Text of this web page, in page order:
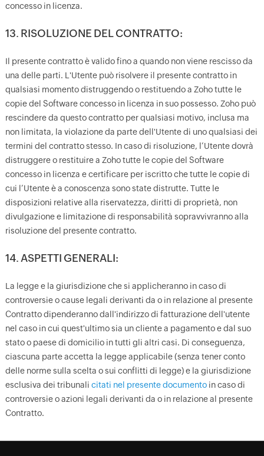
concesso in licenza.
13. RISOLUZIONE DEL CONTRATTO:
Il presente contratto è valido fino a quando non viene rescisso da
una delle parti. L'Utente può risolvere il presente contratto in
qualsiasi momento distruggendo o restituendo a Zoho tutte le
copie del Software concesso in licenza in suo possesso. Zoho può
rescindere da questo contratto per qualsiasi motivo, inclusa ma
non limitata, la violazione da parte dell'Utente di uno qualsiasi dei
termini del contratto stesso. In caso di risoluzione, l’Utente dovrà
distruggere o restituire a Zoho tutte le copie del Software
concesso in licenza e certificare per iscritto che tutte le copie di
cui l’Utente è a conoscenza sono state distrutte. Tutte le
disposizioni relative alla riservatezza, diritti di proprietà, non
divulgazione e limitazione di responsabilità sopravvivranno alla
risoluzione del presente contratto.
14. ASPETTI GENERALI:
La legge e la giurisdizione che si applicheranno in caso di
controversie o cause legali derivanti da o in relazione al presente
Contratto dipenderanno dall'indirizzo di fatturazione dell'utente
nel caso in cui quest'ultimo sia un cliente a pagamento e dal suo
stato o paese di domicilio in tutti gli altri casi. Di conseguenza,
ciascuna parte accetta la legge applicabile (senza tener conto
delle norme sulla scelta o sui conflitti di legge) e la giurisdizione
esclusiva dei tribunali citati nel presente documento in caso di
controversie o azioni legali derivanti da o in relazione al presente
Contratto.